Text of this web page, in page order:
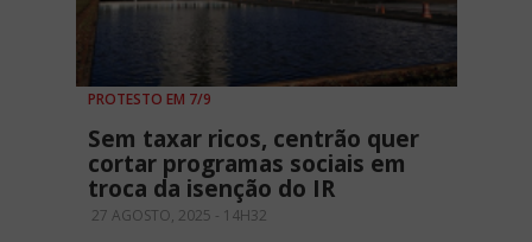
PROTESTO EM 7/9
Sem taxar ricos, centrão quer
cortar programas sociais em
troca da isenção do IR
27 AGOSTO, 2025 - 14H32